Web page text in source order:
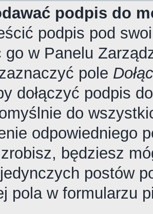
podpis do
podpis pod
go w Panelu
pole
dołączyć podpis
do
odpowiedniego
będziesz
postów
pola w formularzu